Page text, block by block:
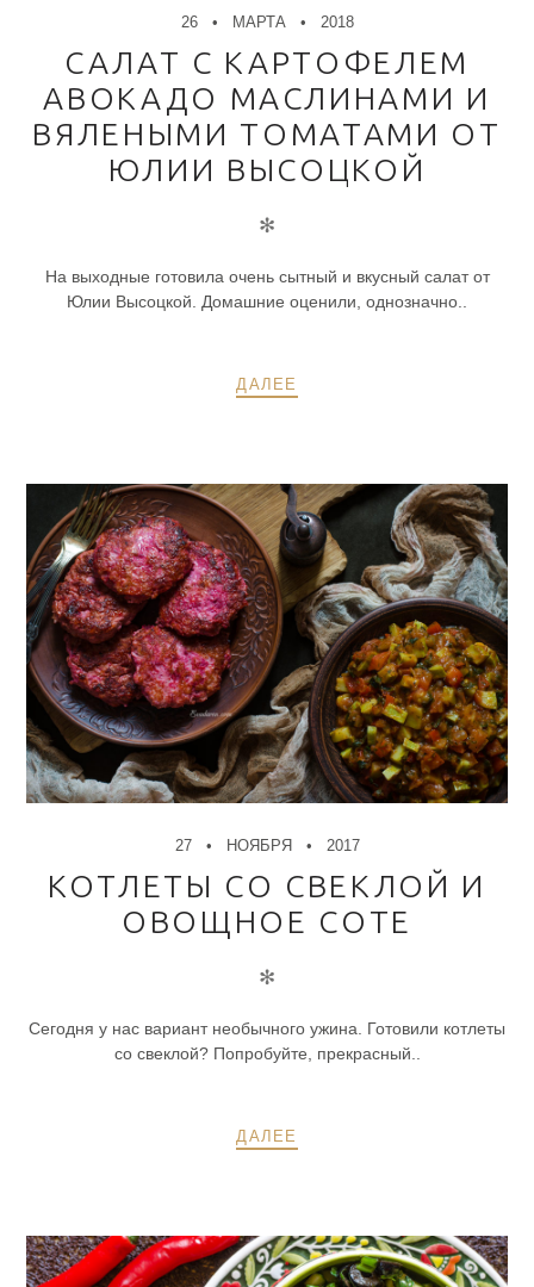
26 МАРТА 2018
САЛАТ С КАРТОФЕЛЕМ
АВОКАДО МАСЛИНАМИ И
ВЯЛЕНЫМИ ТОМАТАМИ ОТ
ЮЛИИ ВЫСОЦКОЙ
✻
На выходные готовила очень сытный и вкусный салат от
Юлии Высоцкой. Домашние оценили, однозначно..
ДАЛЕЕ
27 НОЯБРЯ 2017
КОТЛЕТЫ СО СВЕКЛОЙ И
ОВОЩНОЕ СОТЕ
✻
Сегодня у нас вариант необычного ужина. Готовили котлеты
со свеклой? Попробуйте, прекрасный..
ДАЛЕЕ